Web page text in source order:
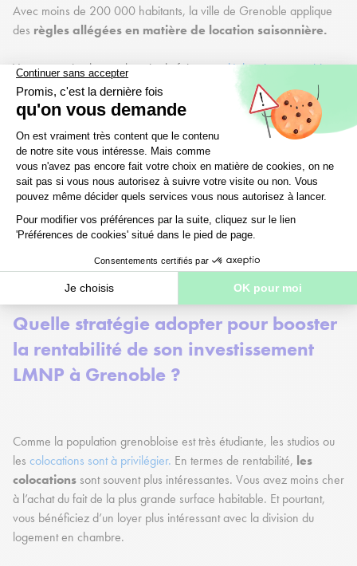
Avec moins de 200 000 habitants, la ville de Grenoble applique
des règles allégées en matière de location saisonnière.
Vous avez simplement besoin de faire unedéclaration en mairie,
en fournissant les pièces justificatives ci-dessous :
Le formulaire de déclaration dûment complété
et signé ;
La copie de votre pièce d'identité ;
Le dernier avis de taxe foncière.
À défaut de réaliser ces démarches, vous vous exposez à une
amende de 450 €.
Quelle stratégie adopter pour booster
la rentabilité de son investissement
LMNP à Grenoble ?
Comme la population grenobloise est très étudiante, les studios ou
les colocations sont à privilégier. En termes de rentabilité, les
colocations sont souvent plus intéressantes. Vous avez moins cher
à l’achat du fait de la plus grande surface habitable. Et pourtant,
vous bénéficiez d’un loyer plus intéressant avec la division du
logement en chambre.